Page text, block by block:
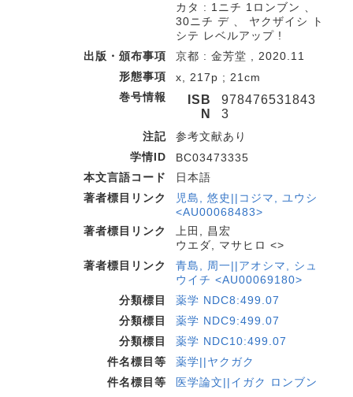
カタ : 1ニチ 1ロンブン 、
30ニチ デ 、 ヤクザイシ ト
シテ レベルアップ !
出版・頒布事項
京都 : 金芳堂 , 2020.11
形態事項
x, 217p ; 21cm
巻号情報
ISB
N
978476531843
3
注記
参考文献あり
学情ID
BC03473335
本文言語コード
日本語
著者標目リンク
児島, 悠史||コジマ, ユウシ
<AU00068483>
著者標目リンク
上田, 昌宏
ウエダ, マサヒロ <>
著者標目リンク
青島, 周一||アオシマ, シュ
ウイチ <AU00069180>
分類標目
薬学 NDC8:499.07
分類標目
薬学 NDC9:499.07
分類標目
薬学 NDC10:499.07
件名標目等
薬学||ヤクガク
件名標目等
医学論文||イガク ロンブン